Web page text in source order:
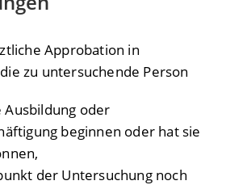
Approbation in
zu untersuchende Person
oder
beginnen oder hat sie
der Untersuchung noch